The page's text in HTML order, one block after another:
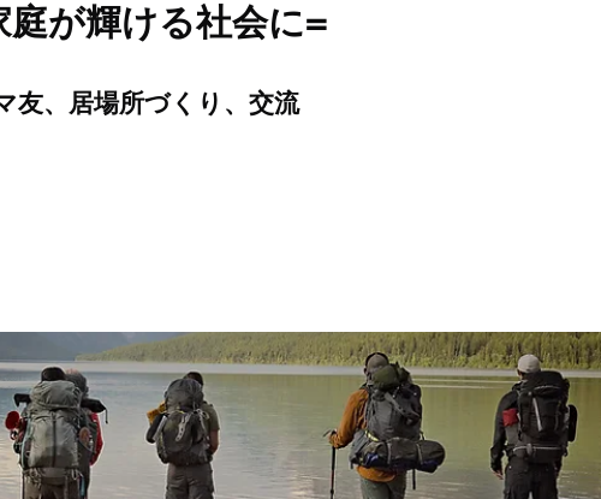
庭が輝ける社会に=
友、居場所づくり​、交流